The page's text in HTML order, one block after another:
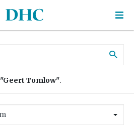
"Geert Tomlow".